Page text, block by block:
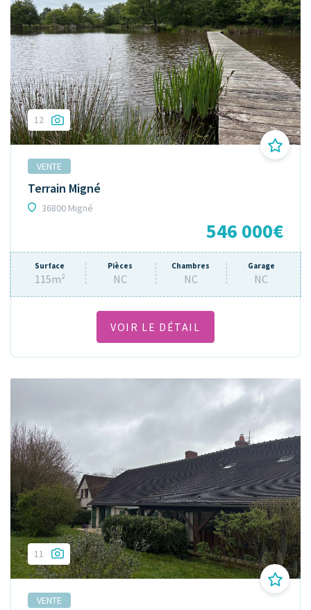
12
VENTE
Terrain Migné
36800 Migné
546 000€
Surface
115m²
Pièces
NC
Chambres
NC
Garage
NC
VOIR LE DÉTAIL
11
VENTE